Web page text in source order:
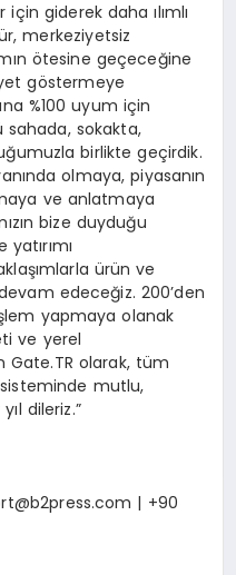
için giderek daha ılımlı
merkeziyetsiz
ötesine geçeceğine
göstermeye
%100 uyum için
sahada, sokakta,
birlikte geçirdik.
olmaya, piyasanın
ve anlatmaya
bize duyduğu
yatırımı
ürün ve
edeceğiz. 200’den
yapmaya olanak
ve yerel
Gate.TR olarak, tüm
mutlu,
dileriz.”
| +90